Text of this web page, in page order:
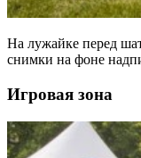
На лужайке перед
снимки на фоне
Игровая зона